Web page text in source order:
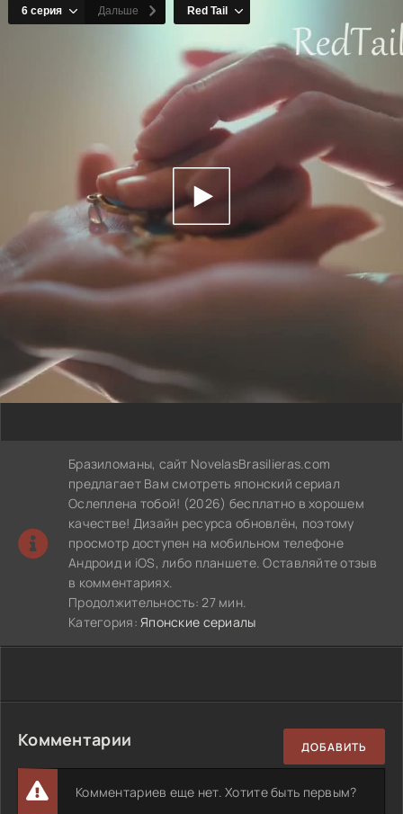
Бразиломаны, сайт NovelasBrasilieras.com
предлагает Вам смотреть японский сериал
Ослеплена тобой! (2026) бесплатно в хорошем
качестве! Дизайн ресурса обновлён, поэтому
просмотр доступен на мобильном телефоне
Андроид и iOS, либо планшете. Оставляйте отзыв
в комментариях.
Продолжительность: 27 мин.
Категория:Японские сериалы
Комментарии ДОБАВИТЬ
Комментариев еще нет. Хотите быть первым?